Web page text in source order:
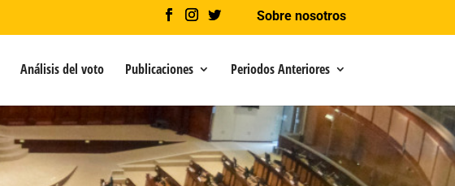
Sobre nosotros
Análisis del voto Publicaciones Periodos Anteriores